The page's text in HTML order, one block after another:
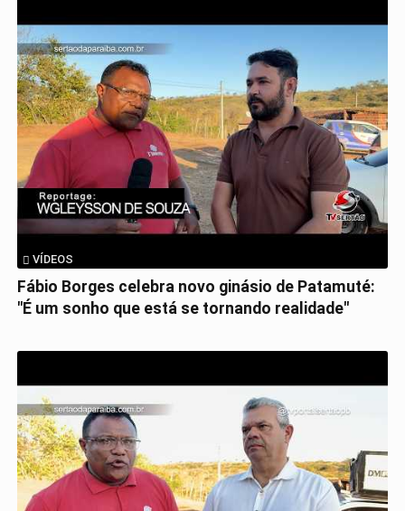
VÍDEOS
Fábio Borges celebra novo ginásio de Patamuté:
"É um sonho que está se tornando realidade"